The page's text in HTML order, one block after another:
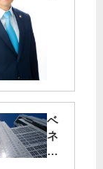
い
が
ら
し
氏
ベ
ネ
ッ